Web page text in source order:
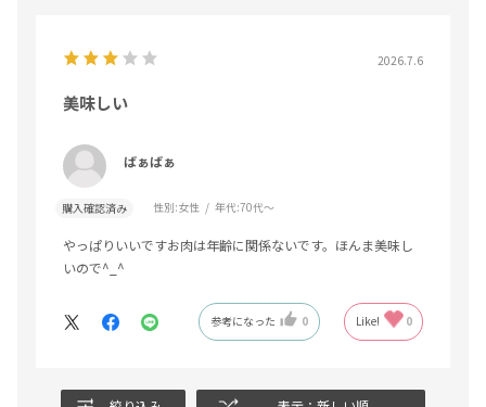
2026.7.6
美味しい
ばぁばぁ
購入確認済み 性別:女性 年代:70代～
やっぱりいいですお肉は年齢に関係ないです。ほんま美味し
いので^_^
参考になった 0 Like! 0